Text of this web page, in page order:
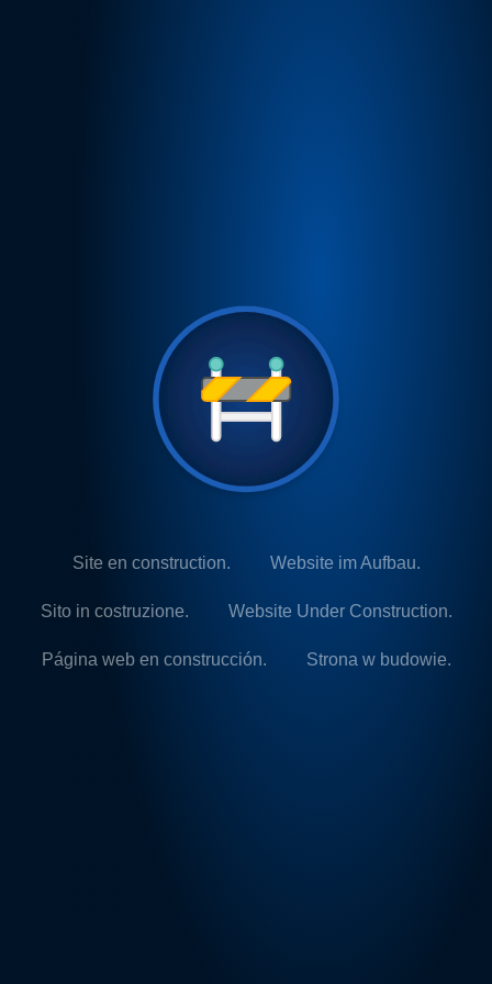
Site en construction. Website im Aufbau.
Sito in costruzione. Website Under Construction.
Página web en construcción. Strona w budowie.